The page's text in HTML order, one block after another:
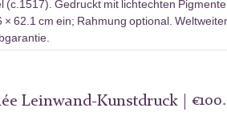
(c.1517). Gedruckt mit lichtechten
62.1 cm ein; Rahmung optional.
Leinwand-Kunstdruck |€